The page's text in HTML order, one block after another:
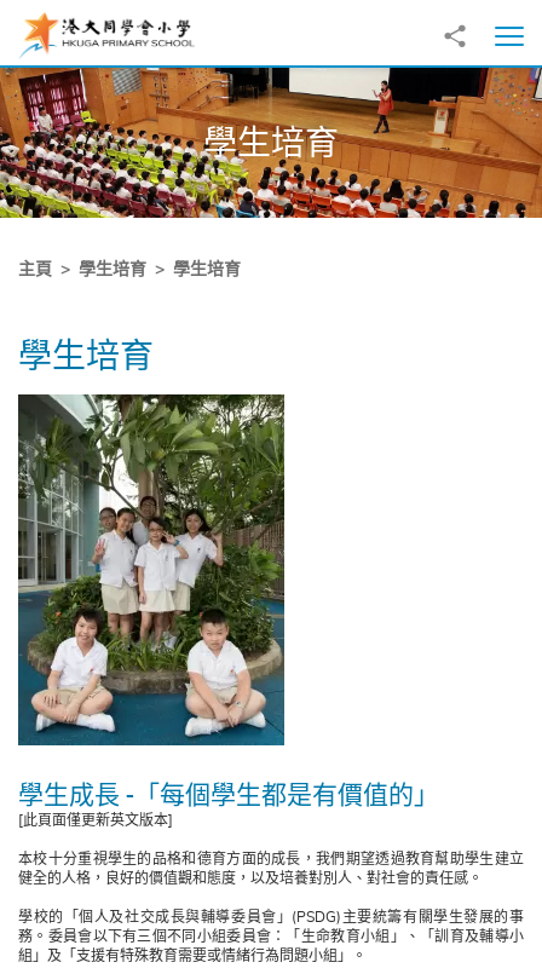
跳至主內容
分享到
打
學生培育
主頁 學生培育 學生培育
學生培育
學生成長 -「每個學生都是有價值的」
[此頁面僅更新英文版本]
本校十分重視學生的品格和德育方面的成長，我們期望透過教育幫助學生建立
健全的人格，良好的價值觀和態度，以及培養對別人、對社會的責任感。
學校的「個人及社交成長與輔導委員會」(PSDG)主要統籌有關學生發展的事
務。委員會以下有三個不同小組委員會：「生命教育小組」、「訓育及輔導小
組」及「支援有特殊教育需要或情緒行為問題小組」。